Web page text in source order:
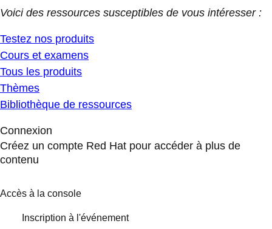
Voici des ressources susceptibles de vous intéresser :
Testez nos produits
Cours et examens
Tous les produits
Thèmes
Bibliothèque de ressources
Connexion
Créez un compte Red Hat pour accéder à plus de
contenu
Accès à la console
Inscription à l'événement